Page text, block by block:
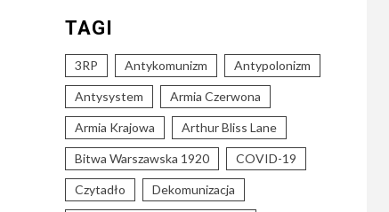
TAGI
3RP Antykomunizm Antypolonizm
Antysystem Armia Czerwona
Armia Krajowa Arthur Bliss Lane
Bitwa Warszawska 1920 COVID-19
Czytadło Dekomunizacja